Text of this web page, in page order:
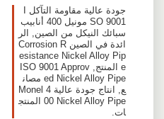
SO 9001 مونيل 400 أنابيب
سبائك النيكل من الصين, الر
ائدة في الصين Corrosion R
esistance Nickel Alloy Pip
e المنتج, ISO 9001 Approv
ed Nickel Alloy Pipe مصان
ع, انتاج جودة عالية Monel 4
00 Nickel Alloy Pipe المنتج
ات.